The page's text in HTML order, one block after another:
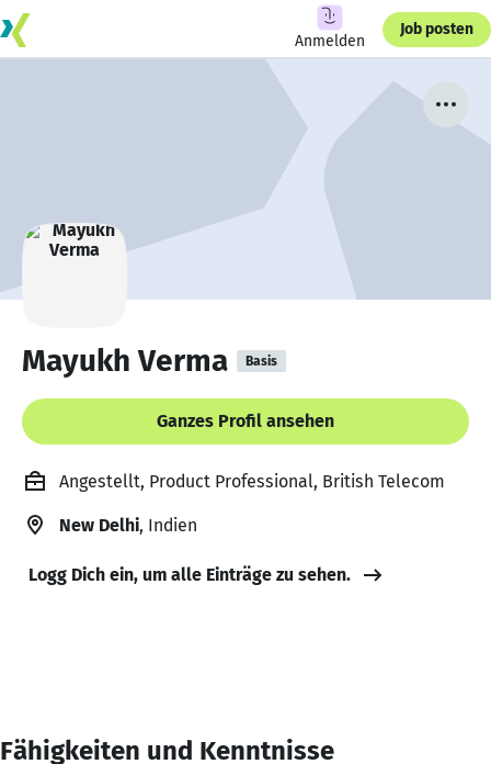
Anmelden
Job posten
Mayukh Verma Basis
Ganzes Profil ansehen
Angestellt, Product Professional, British Telecom
New Delhi, Indien
Logg Dich ein, um alle Einträge zu sehen.
Fähigkeiten und Kenntnisse